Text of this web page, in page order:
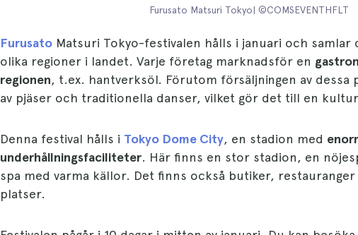
Furusato Matsuri Tokyo| ©COMSEVENTHFLT
Furusato Matsuri Tokyo-festivalen hålls i januari och
olika regioner i landet. Varje företag marknadsför en
regionen, t.ex. hantverksöl. Förutom försäljningen av
av pjäser och traditionella danser, vilket gör det till en
Denna festival hålls i Tokyo Dome City, en stadion med
underhållningsfaciliteter. Här finns en stor stadion, en
spa med varma källor. Det finns också butiker,
platser.